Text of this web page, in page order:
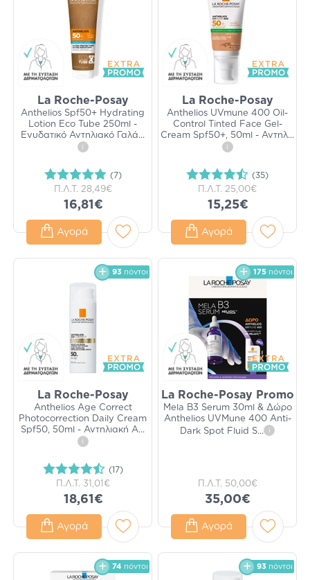
La Roche-Posay
Anthelios Spf50+ Hydrating
Lotion Eco Tube 250ml -
Ενυδατικό Αντηλιακό Γαλά...
i
(7)
Π.Λ.Τ. 28,49€
16,81€
Αγορά
La Roche-Posay
Anthelios UVmune 400 Oil-
Control Tinted Face Gel-
Cream Spf50+, 50ml - Αντηλ...
i
(35)
Π.Λ.Τ. 25,00€
15,25€
Αγορά
93 πόντοι
La Roche-Posay
Anthelios Age Correct
Photocorrection Daily Cream
Spf50, 50ml - Αντηλιακή Α...
i
(17)
Π.Λ.Τ. 31,01€
18,61€
Αγορά
175 πόντοι
La Roche-Posay Promo
Mela B3 Serum 30ml & Δώρο
Anthelios UVMune 400 Anti-
Dark Spot Fluid S... i
Π.Λ.Τ. 50,00€
35,00€
Αγορά
74 πόντοι 93 πόντοι